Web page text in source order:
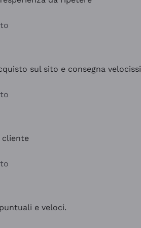
sul sito e consegna
cliente
e veloci.